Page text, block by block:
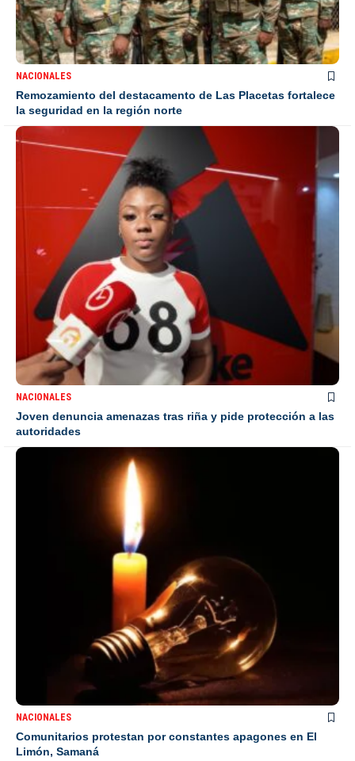
NACIONALES
Remozamiento del destacamento de Las Placetas fortalece
la seguridad en la región norte
NACIONALES
Joven denuncia amenazas tras riña y pide protección a las
autoridades
NACIONALES
Comunitarios protestan por constantes apagones en El
Limón, Samaná